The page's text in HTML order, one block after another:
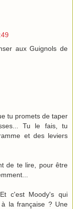
aux Guignols de
tu promets de taper
Tu le fais, tu
et des leviers
de te lire, pour être
c'est Moody's qui
la française ? Une